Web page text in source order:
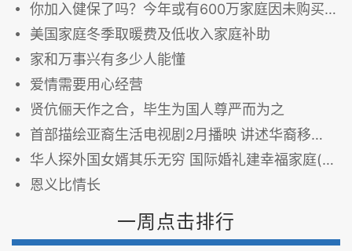
你加入健保了吗？今年或有600万家庭因未购买健保被罚款
美国家庭冬季取暖费及低收入家庭补助
家和万事兴有多少人能懂
爱情需要用心经营
贤伉俪天作之合，毕生为国人尊严而为之
首部描绘亚裔生活电视剧2月播映 讲述华裔移民美国梦
华人探外国女婿其乐无穷 国际婚礼建幸福家庭(图)
恩义比情长
一周点击排行